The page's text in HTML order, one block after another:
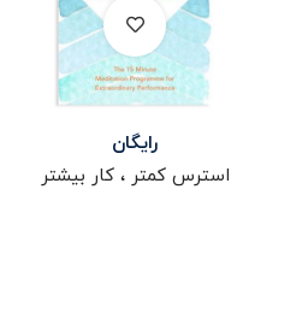
رایگان
استرس کمتر ، کار بیشتر